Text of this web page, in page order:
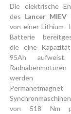
Die elektrische
des Lancer MIEV
von einer Lithium-
Batterie
die eine
95Ah
Radnabenmotoren
werden
Permanetmagnet
von 518 Nm